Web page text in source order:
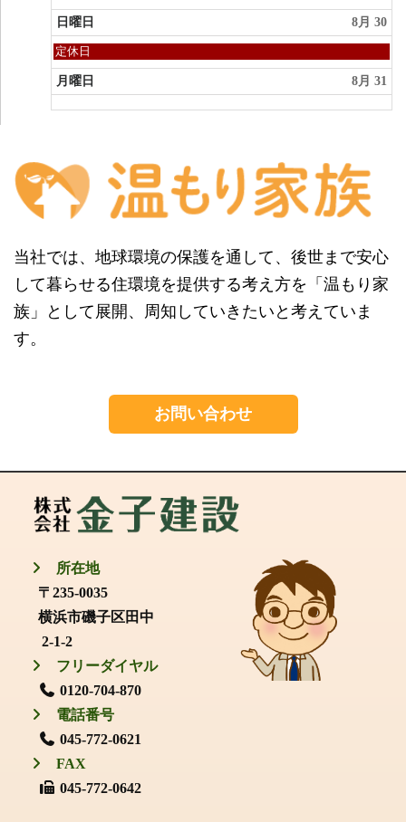
日曜日 8月 30
日
日,
8
月
定休日
月曜日 8月 31
当社では、地球環境の保護を通して、後世まで安心
して暮らせる住環境を提供する考え方を「温もり家
族」として展開、周知していきたいと考えていま
す。
お問い合わせ
所在地
〒235-0035
横浜市磯子区田中
2-1-2
フリーダイヤル
0120-704-870
電話番号
045-772-0621
FAX
045-772-0642